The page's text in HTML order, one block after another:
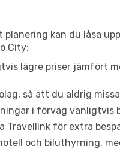
kan du låsa
City:
lägre priser jämfört
så att du aldrig
i förväg
för extra
och biluthyrning,